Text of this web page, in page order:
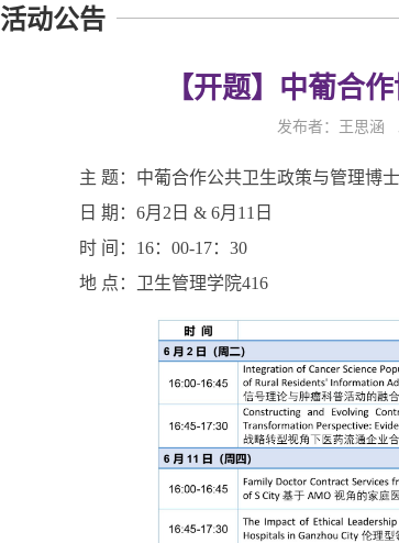
活动公告
【开题】中葡合
发布者：王思涵
主 题：中葡合作公共卫生政策与管理博
日 期：6月2日 & 6月11日
时 间：16：00-17：30
地 点：卫生管理学院416